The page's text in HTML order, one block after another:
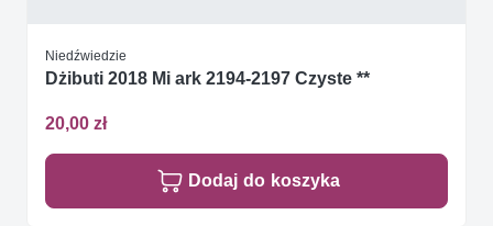
Niedźwiedzie
Dżibuti 2018 Mi ark 2194-2197 Czyste **
20,00 zł
Dodaj do koszyka